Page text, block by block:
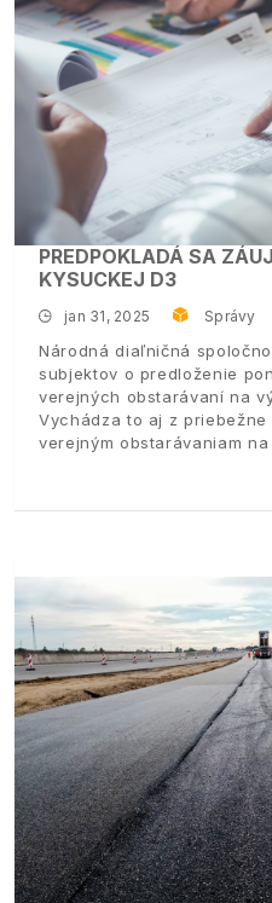
PREDPOKLADÁ SA
KYSUCKEJ D3
jan 31, 2025 Správy
Národná diaľničná
subjektov o predloženie
verejných obstarávaní na
Vychádza to aj z
verejným obstarávaniam